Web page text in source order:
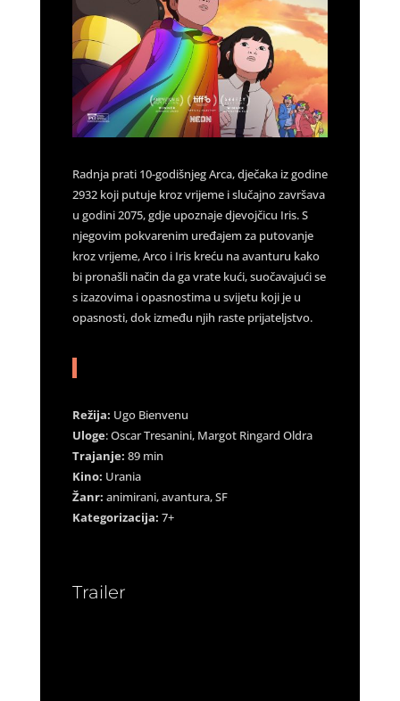
Radnja prati 10-godišnjeg Arca, dječaka iz godine
2932 koji putuje kroz vrijeme i slučajno završava
u godini 2075, gdje upoznaje djevojčicu Iris. S
njegovim pokvarenim uređajem za putovanje
kroz vrijeme, Arco i Iris kreću na avanturu kako
bi pronašli način da ga vrate kući, suočavajući se
s izazovima i opasnostima u svijetu koji je u
opasnosti, dok između njih raste prijateljstvo.
Režija: Ugo Bienvenu
Uloge: Oscar Tresanini, Margot Ringard Oldra
Trajanje: 89 min
Kino: Urania
Žanr: animirani, avantura, SF
Kategorizacija: 7+
Trailer